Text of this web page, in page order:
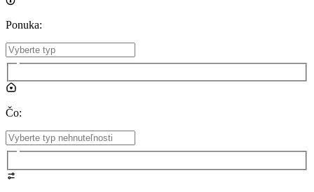
Ponuka:
Čo: